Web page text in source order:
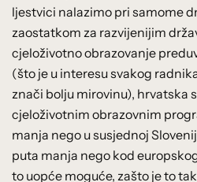
ljestvici nalazimo pri samome
zaostatkom za razvijenijim
cjeloživotno obrazovanje
(što je u interesu svakog
znači bolju mirovinu), hrvatska
cjeloživotnim obrazovnim
manja nego u susjednoj
puta manja nego kod
to uopće moguće, zašto je to